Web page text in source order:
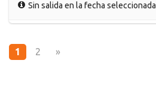
Sin salida en la fecha seleccionada
1 2 »